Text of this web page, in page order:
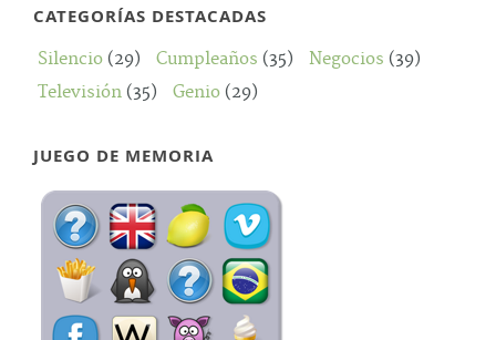
CATEGORÍAS DESTACADAS
Silencio (29) Cumpleaños (35) Negocios (39)
Televisión (35) Genio (29)
JUEGO DE MEMORIA